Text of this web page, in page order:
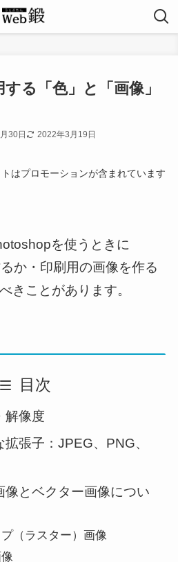
る「色」と「画像」
30日 2022年3月19日
はプロモーションが含まれています
を使うときに
か・印刷用の画像を作る
きことがあります。
目次
解像度
張子：JPEG、PNG、
像とベクター画像につい
（ラスター）画像